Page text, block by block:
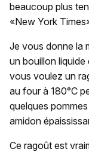
beaucoup plus
«New York
Je vous donne la
un bouillon
vous voulez un
au four à 180°C
quelques
amidon
Ce ragoût est